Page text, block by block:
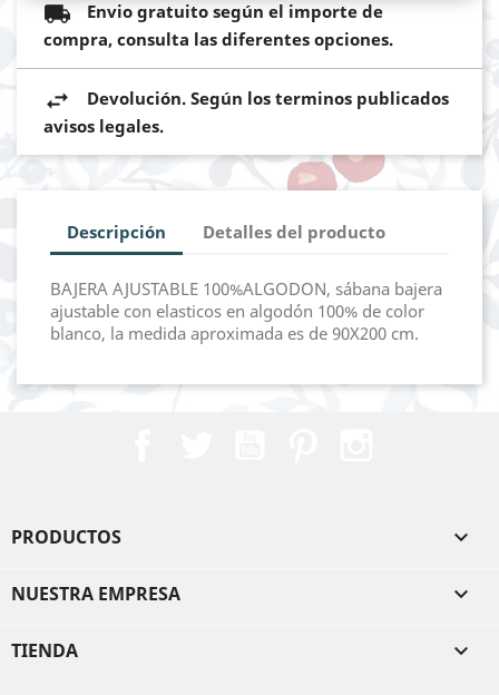
Envio gratuito según el importe de
compra, consulta las diferentes opciones.
Devolución. Según los terminos publicados
avisos legales.
Descripción Detalles del producto
BAJERA AJUSTABLE 100%ALGODON, sábana bajera
ajustable con elasticos en algodón 100% de color
blanco, la medida aproximada es de 90X200 cm.
PRODUCTOS 
NUESTRA EMPRESA 
TIENDA 